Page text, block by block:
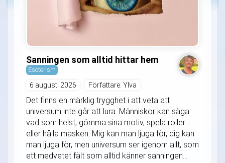
Sanningen som alltid hittar hem
Esoterism
6 augusti 2026 Författare: Ylva
Det finns en märklig trygghet i att veta att
universum inte går att lura. Människor kan säga
vad som helst, gömma sina motiv, spela roller
eller hålla masken. Mig kan man ljuga för, dig kan
man ljuga för, men universum ser igenom allt, som
ett medvetet fält som alltid känner sanningen...